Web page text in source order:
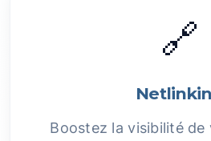
🔗
Boostez la visibilité